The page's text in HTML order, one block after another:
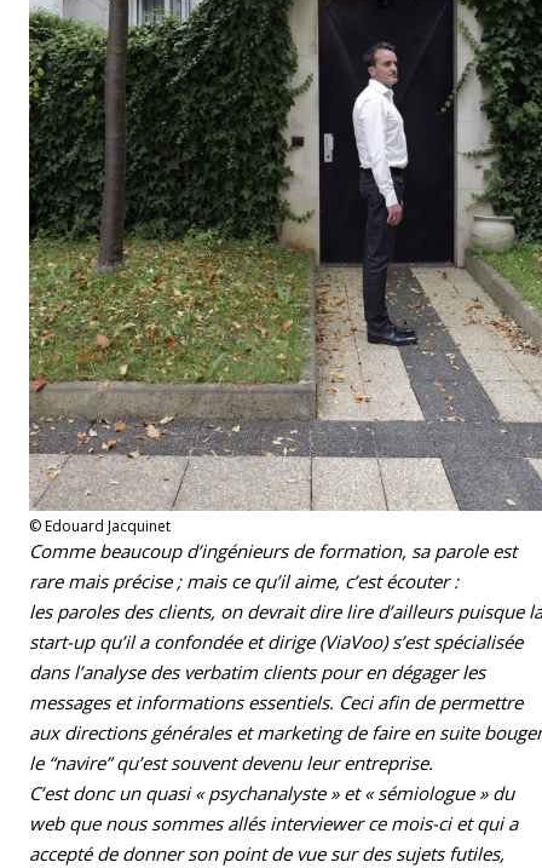
© Edouard Jacquinet
Comme beaucoup d’ingénieurs de formation, sa parole est
rare mais précise ; mais ce qu’il aime, c’est écouter :
les paroles des clients, on devrait dire lire d’ailleurs puisque la
start-up qu’il a confondée et dirige (ViaVoo) s’est spécialisée
dans l’analyse des verbatim clients pour en dégager les
messages et informations essentiels. Ceci afin de permettre
aux directions générales et marketing de faire en suite bouger
le “navire” qu’est souvent devenu leur entreprise.
C’est donc un quasi « psychanalyste » et « sémiologue » du
web que nous sommes allés interviewer ce mois-ci et qui a
accepté de donner son point de vue sur des sujets futiles,